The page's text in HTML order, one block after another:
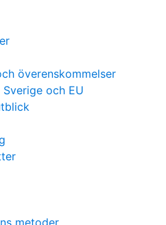
överenskommelser
och EU